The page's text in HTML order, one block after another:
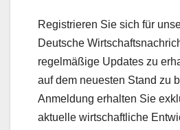
Registrieren Sie sich für
Deutsche
regelmäßige Updates zu
auf dem neuesten Stand zu
Anmeldung erhalten Sie
aktuelle wirtschaftliche